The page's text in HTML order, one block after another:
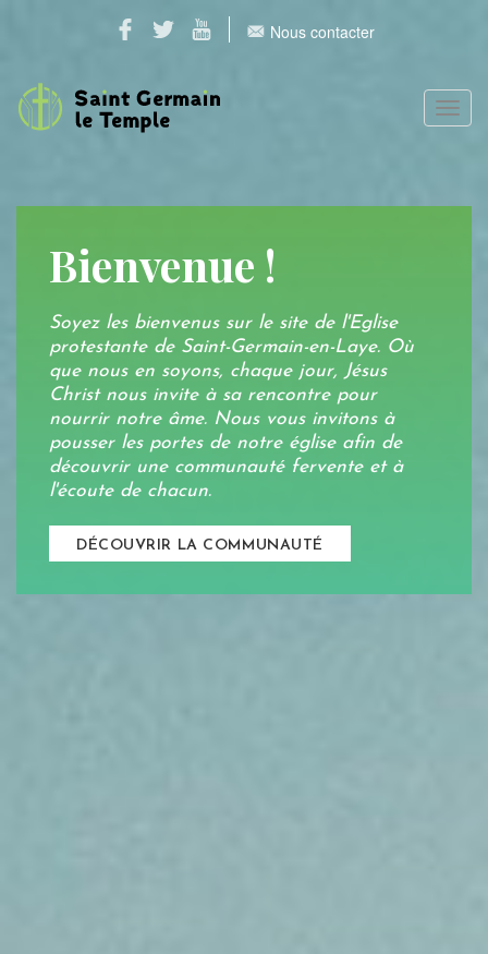
Nous contacter
Bienvenue !
Soyez les bienvenus sur le site de l'Eglise
protestante de Saint-Germain-en-Laye. Où
que nous en soyons, chaque jour, Jésus
Christ nous invite à sa rencontre pour
nourrir notre âme. Nous vous invitons à
pousser les portes de notre église afin de
découvrir une communauté fervente et à
l'écoute de chacun.
DÉCOUVRIR LA COMMUNAUTÉ